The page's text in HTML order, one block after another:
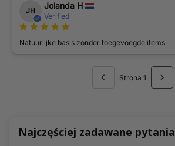
JH
Jolanda H
Verified
Natuurlijke basis zonder toegevoegde items
Strona 1
Najczęściej zadawane pytania